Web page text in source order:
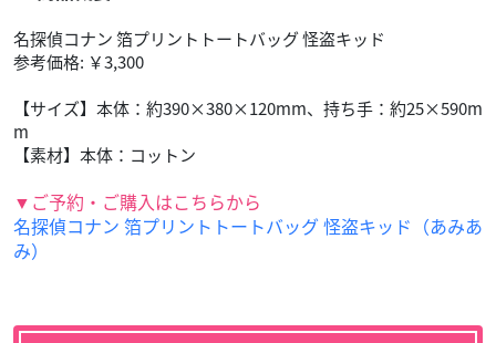
名探偵コナン 箔プリントトートバッグ 怪盗キッド
参考価格: ￥3,300
【サイズ】本体：約390×380×120mm、持ち手：約25×590m
m
【素材】本体：コットン
▼ご予約・ご購入はこちらから
名探偵コナン 箔プリントトートバッグ 怪盗キッド（あみあ
み）